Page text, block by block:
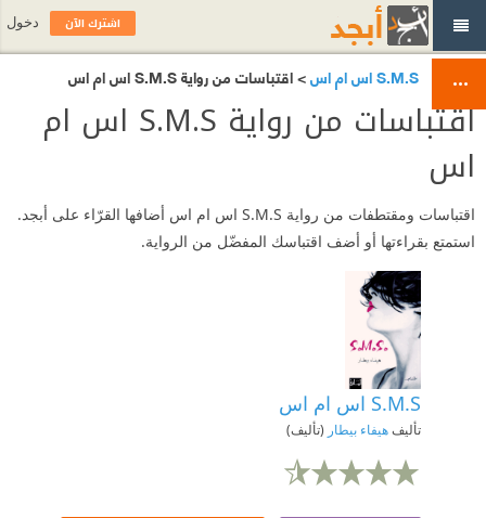
S.M.S اس ام اس > اقتباسات من رواية S.M.S اس ام اس
اقتباسات من رواية S.M.S اس ام
اس
اقتباسات ومقتطفات من رواية S.M.S اس ام اس أضافها القرّاء على أبجد.
استمتع بقراءتها أو أضف اقتباسك المفضّل من الرواية.
S.M.S اس ام اس
تأليفهيفاء بيطار (تأليف)
اشترك الآن دخول